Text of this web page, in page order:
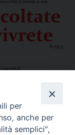
per
anche per
semplici",